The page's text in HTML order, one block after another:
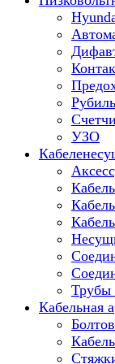
УЗО
Трубы
Кабельная